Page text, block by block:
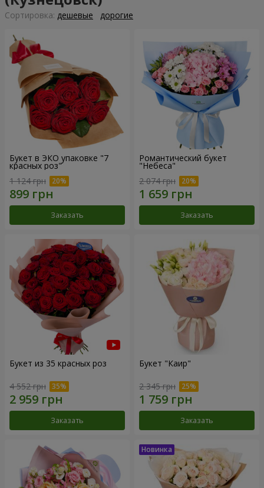
Cортировка: дешевые дорогие
Букет в ЭКО упаковке "7
красных роз"
1 124 грн
Заказать
Романтический букет
"Небеса"
2 074 грн
Заказать
Букет из 35 красных роз
4 552 грн
Заказать
Букет "Каир"
2 345 грн
Заказать